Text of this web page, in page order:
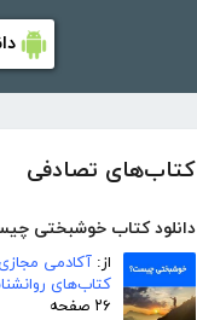
کتاب‌های تصادفی
دانلود کتاب خوشبختی
از: آکادمی
کتاب‌های
۲۶ صفحه